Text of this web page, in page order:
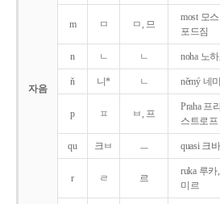
자음
m ㅁ ㅁ, 므
most 모
포드짐
n ㄴ ㄴ noha 노
ň 니* ㄴ němý 네
p ㅍ ㅂ, 프
Praha 프
스트로프
qu 크ㅂ ㅡ quasi 크바
r ㄹ 르
ruka 루카
미르